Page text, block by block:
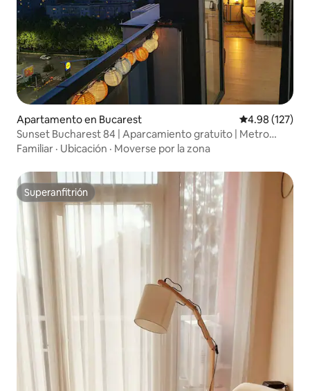
Apartamento en Bucarest Calificación
4.98 (127)
Sunset Bucharest 84 | Aparcamiento gratuito | Metro
cercano
Familiar · Ubicación · Moverse por la zona
Superanfitrión
Superanfitrión